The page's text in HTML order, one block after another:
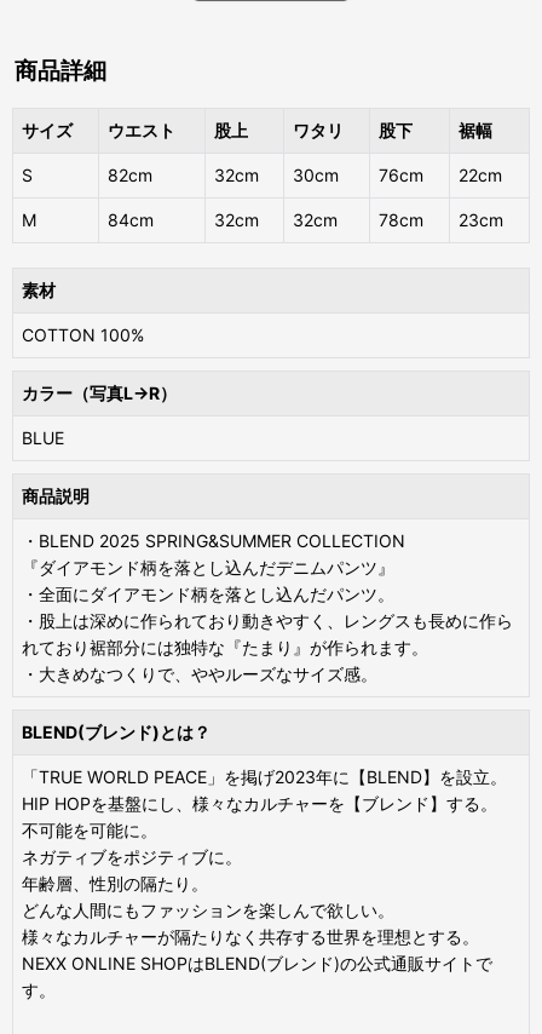
商品詳細
サイズ ウエスト 股上 ワタリ 股下 裾幅
S 82cm 32cm 30cm 76cm 22cm
M 84cm 32cm 32cm 78cm 23cm
素材
COTTON 100%
カラー（写真L→R）
BLUE
商品説明
・BLEND 2025 SPRING&SUMMER COLLECTION
『ダイアモンド柄を落とし込んだデニムパンツ』
・全面にダイアモンド柄を落とし込んだパンツ。
・股上は深めに作られており動きやすく、レングスも長めに作ら
れており裾部分には独特な『たまり』が作られます。
・大きめなつくりで、ややルーズなサイズ感。
BLEND(ブレンド)とは？
「TRUE WORLD PEACE」を掲げ2023年に【BLEND】を設立。
HIP HOPを基盤にし、様々なカルチャーを【ブレンド】する。
不可能を可能に。
ネガティブをポジティブに。
年齢層、性別の隔たり。
どんな人間にもファッションを楽しんで欲しい。
様々なカルチャーが隔たりなく共存する世界を理想とする。
NEXX ONLINE SHOPはBLEND(ブレンド)の公式通販サイトで
す。